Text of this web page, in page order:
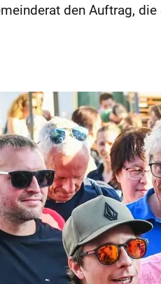
den Auftrag,